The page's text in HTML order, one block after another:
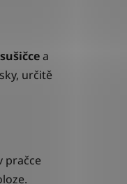
sušičcea
určitě
pračce